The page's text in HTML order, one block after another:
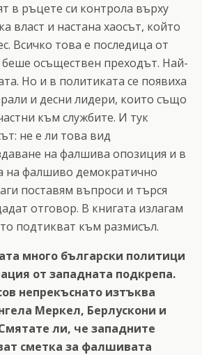
в ръцете си контрола върху
власт и настана хаосът, който
Всичко това е последица от
осъществен преходът. Най-
Но и в политиката се появиха
и десни лидери, които също
към службите. И тук
не е ли това вид
на фалшива опозиция и в
на фалшиво демократично
поставям въпроси и търся
отговор. В книгата излагам
подтикват към размисъл.
много български политици
от западната подкрепа.
непрекъснато изтъква
Меркел, Берлускони и
ли, че западните
сметка за фалшивата